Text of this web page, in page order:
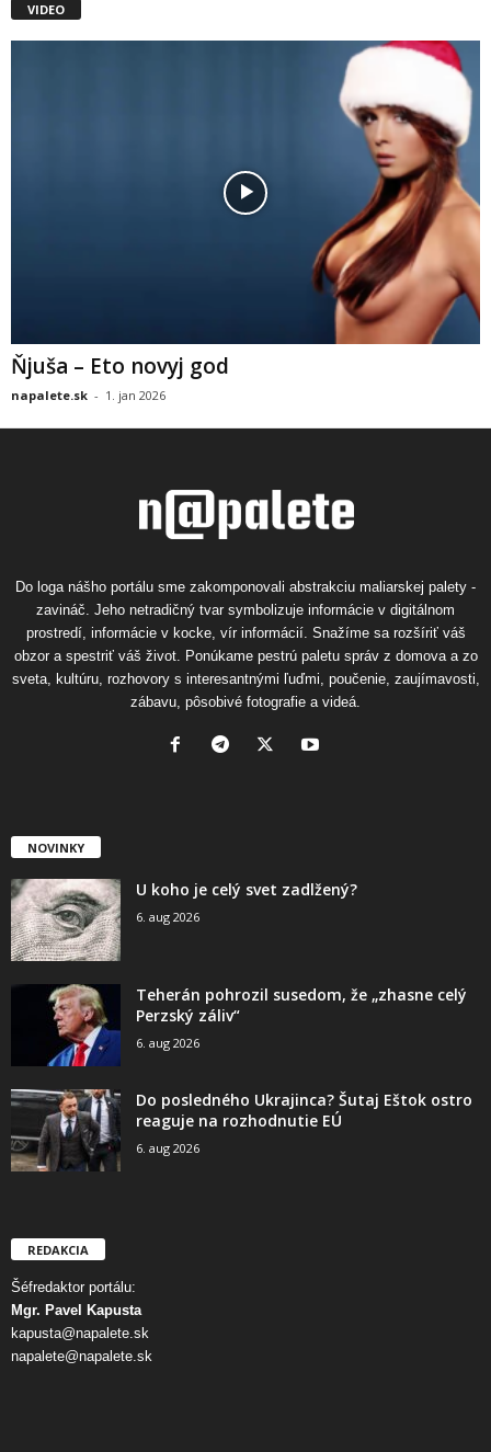
VIDEO
Ňjuša – Eto novyj god
napalete.sk - 1. jan 2026
Do loga nášho portálu sme zakomponovali abstrakciu maliarskej palety -
zavináč. Jeho netradičný tvar symbolizuje informácie v digitálnom
prostredí, informácie v kocke, vír informácií. Snažíme sa rozšíriť váš
obzor a spestriť váš život. Ponúkame pestrú paletu správ z domova a zo
sveta, kultúru, rozhovory s interesantnými ľuďmi, poučenie, zaujímavosti,
zábavu, pôsobivé fotografie a videá.
NOVINKY
U koho je celý svet zadlžený?
6. aug 2026
Teherán pohrozil susedom, že „zhasne celý
Perzský záliv“
6. aug 2026
Do posledného Ukrajinca? Šutaj Eštok ostro
reaguje na rozhodnutie EÚ
6. aug 2026
REDAKCIA
Šéfredaktor portálu:
Mgr. Pavel Kapusta
kapusta@napalete.sk
napalete@napalete.sk